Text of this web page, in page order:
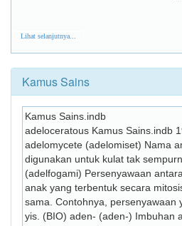
Lihat selanjutnya...
Kamus Sains
Kamus Sains.indb
adeloceratous Kamus Sains.indb
adelomycete (adelomiset) Nama
digunakan untuk kulat tak
(adelfogami) Persenyawaan
anak yang terbentuk secara
sama. Contohnya, persenyawaan
yis. (BIO) aden- (aden-) Imbuhan